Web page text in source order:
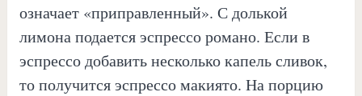
означает «приправленный». С долькой
лимона подается эспрессо романо. Если в
эспрессо добавить несколько капель сливок,
то получится эспрессо макиято. На порцию